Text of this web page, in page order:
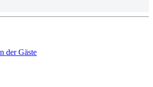
der Gäste